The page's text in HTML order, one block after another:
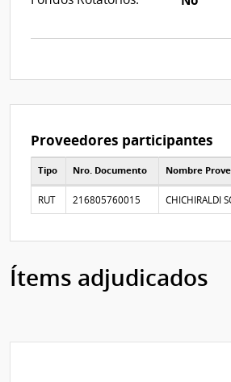
Proveedores participantes
Tipo Nro. Documento Nombre
RUT 216805760015 CHICHIRALDI
Ítems adjudicados